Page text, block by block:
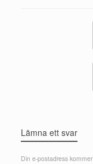
Lämna ett svar
Din e-postadress